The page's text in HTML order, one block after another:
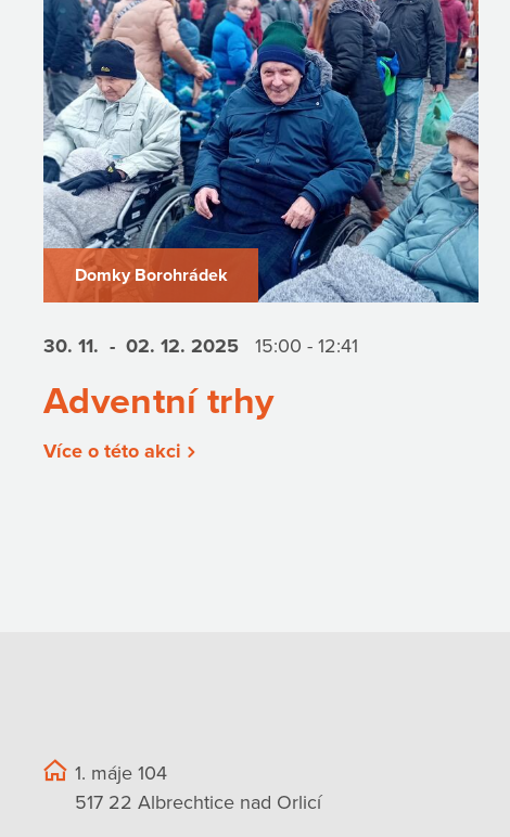
Domky Borohrádek
30. 11. - 02. 12. 2025 15:00 - 12:41
Adventní trhy
Více o této akci
1. máje 104
517 22 Albrechtice nad Orlicí